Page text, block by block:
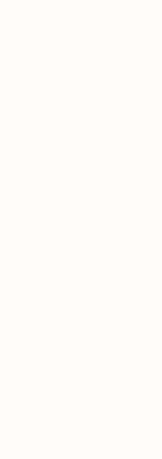
de dívidas
de moedas
e cuidados